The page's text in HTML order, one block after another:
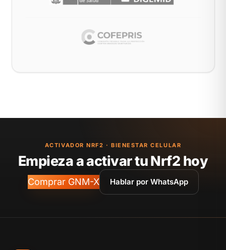
ACTIVADOR NRF2 · BIENESTAR CELULAR
Empieza a activar tu Nrf2 hoy
Comprar GNM-X Hablar por WhatsApp